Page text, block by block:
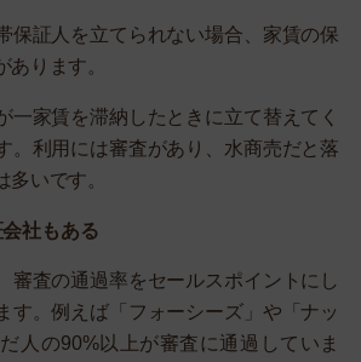
保証人を立てられない場合、家賃の保
ります。
一家賃を滞納したときに立て替えてく
。利用には審査があり、水商売だと落
多いです。
社もある
審査の通過率をセールスポイントにし
す。例えば「フォーシーズ」や「ナッ
人の90%以上が審査に通過していま